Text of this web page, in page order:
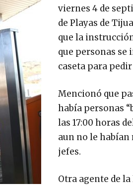
viernes 4 de
de Playas de
que la
que personas se
caseta para
Mencionó que
había personas
las 17:00 horas
aun no le habían
jefes.
Otra agente de la